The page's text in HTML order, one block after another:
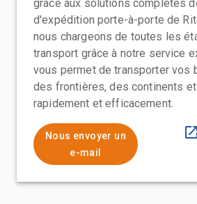
grâce aux solutions complètes
d'expédition porte-à-porte de
nous chargeons de toutes les
transport grâce à notre service
vous permet de transporter vos
des frontières, des continents
rapidement et efficacement.
Nous envoyer un
e-mail